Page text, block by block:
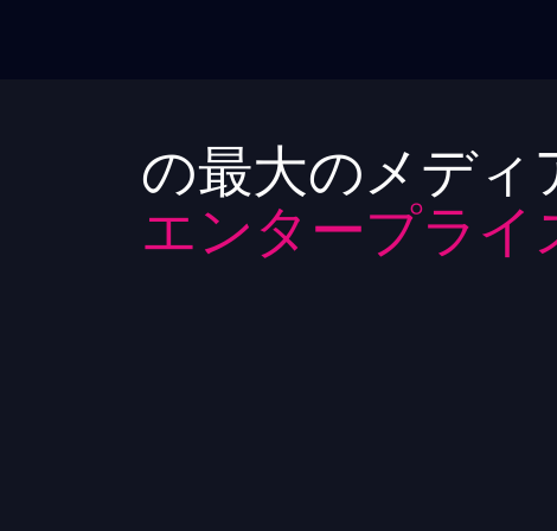
の最大のメディ
エンタープライ